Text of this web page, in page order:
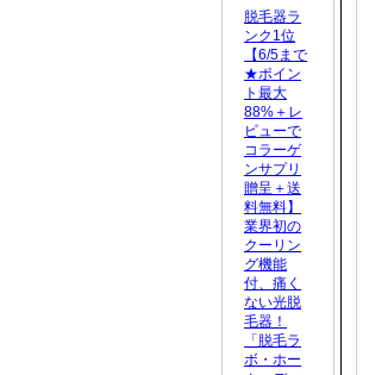
脱毛器ラ
ンク1位
【6/5まで
★ポイン
ト最大
88%＋レ
ビューで
コラーゲ
ンサプリ
贈呈＋送
料無料】
業界初の
クーリン
グ機能
付、痛く
ない光脱
毛器！
「脱毛ラ
ボ・ホー